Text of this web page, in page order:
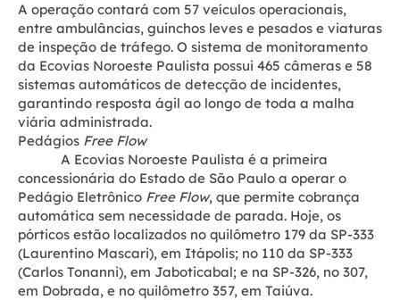
A operação contará com 57 veículos operacionais,
entre ambulâncias, guinchos leves e pesados e viaturas
de inspeção de tráfego. O sistema de monitoramento
da Ecovias Noroeste Paulista possui 465 câmeras e 58
sistemas automáticos de detecção de incidentes,
garantindo resposta ágil ao longo de toda a malha
viária administrada.
Pedágios Free Flow
A Ecovias Noroeste Paulista é a primeira
concessionária do Estado de São Paulo a operar o
Pedágio Eletrônico Free Flow, que permite cobrança
automática sem necessidade de parada. Hoje, os
pórticos estão localizados no quilômetro 179 da SP-333
(Laurentino Mascari), em Itápolis; no 110 da SP-333
(Carlos Tonanni), em Jaboticabal; e na SP-326, no 307,
em Dobrada, e no quilômetro 357, em Taiúva.